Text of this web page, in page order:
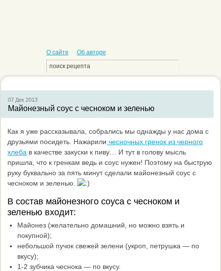
О сайте Об авторе
07 Дек2013
Майонезный соус с чесноком и зеленью
Как я уже рассказывала, собрались мы однажды у нас дома с
друзьями посидеть. Нажарили чесночных гренок из черного
хлеба в качестве закуски к пиву… И тут в голову мысль
пришла, что к гренкам ведь и соус нужен! Поэтому на быструю
руку буквально за пять минут сделали майонезный соус с
чесноком и зеленью.
В состав майонезного соуса с чесноком и
зеленью входит:
Майонез (желательно домашний, но можно взять и
покупной);
небольшой пучок свежей зелени (укроп, петрушка — по
вкусу);
1-2 зубчика чеснока — по вкусу.